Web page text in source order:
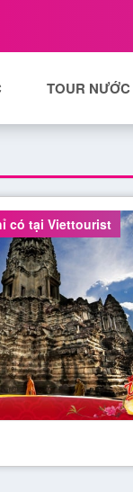
TOUR
có tại Viettourist